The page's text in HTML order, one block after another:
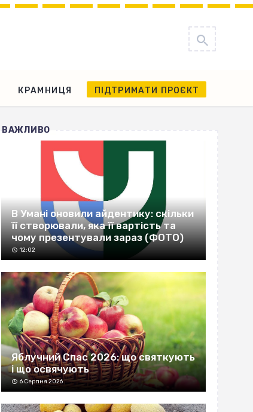
КРАМНИЦЯ ПІДТРИМАТИ ПРОЄКТ
ВАЖЛИВО
В Умані оновили айдентику: скільки
її створювали, яка її вартість та
чому презентували зараз (ФОТО)
12:02
Яблучний Спас 2026: що святкують
і що освячують
6 Серпня 2026